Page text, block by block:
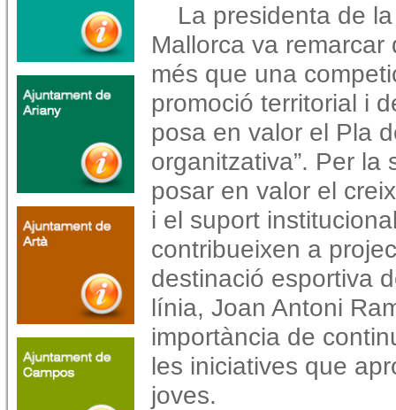
La presidenta de
Mallorca va remarcar
més que una
promoció territorial i
posa en valor el Pla
organitzativa”. Per
posar en valor el
i el suport
contribueixen a
destinació esportiva
línia, Joan Antoni
importància de
les iniciatives que
joves.